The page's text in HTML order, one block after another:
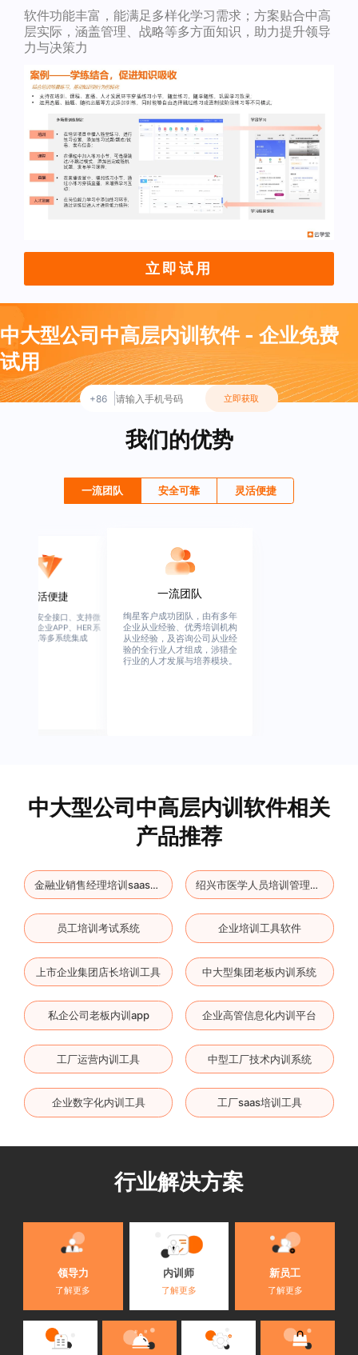
软件功能丰富，能满足多样化学习需求；方案贴合中高
层实际，涵盖管理、战略等多方面知识，助力提升领导
力与决策力
立即试用
中大型公司中高层内训软件 - 企业免费
试用
+86 立即获取
我们的优势
一流团队 安全可靠 灵活便捷
灵活便捷
度开放、安全接口、支持微
、钉钉、企业APP、HER系
、OA系统等多系统集成
一流团队
绚星客户成功团队，由有多年
企业从业经验、优秀培训机构
从业经验，及咨询公司从业经
验的全行业人才组成，涉猎全
行业的人才发展与培养模块。
中大型公司中高层内训软件相关
产品推荐
金融业销售经理培训saas系统 绍兴市医学人员培训管理平台
员工培训考试系统 企业培训工具软件
上市企业集团店长培训工具 中大型集团老板内训系统
私企公司老板内训app 企业高管信息化内训平台
工厂运营内训工具 中型工厂技术内训系统
企业数字化内训工具 工厂saas培训工具
行业解决方案
领导力
了解更多
内训师
了解更多
新员工
了解更多